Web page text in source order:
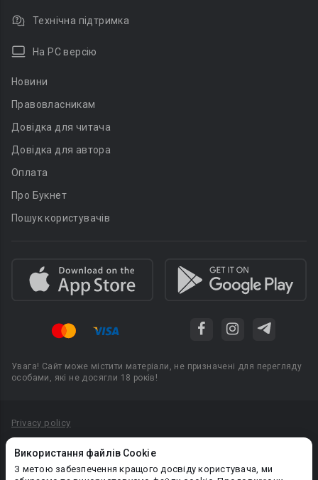
Використання файлів Cookie
З метою забезпечення кращого досвіду користувача, ми
Технічна підтримка
На PC версію
Новини
Правовласникам
Довідка для читача
Довідка для автора
Оплата
Про Букнет
Пошук користувачів
Увага! Сайт може містити матеріали, не призначені для перегляду
особами, які не досягли 18 років!
Privacy policy
Політика конфіденційності